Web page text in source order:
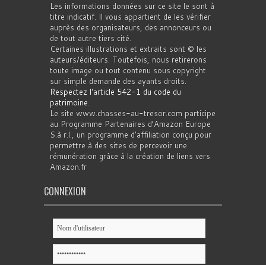
Les informations données sur ce site le sont à
titre indicatif. Il vous appartient de les vérifier
auprès des organisateurs, des annonceurs ou
de tout autre tiers cité.
Certaines illustrations et extraits sont © les
auteurs/éditeurs. Toutefois, nous retirerons
toute image ou tout contenu sous copyright
sur simple demande des ayants droits.
Respectez l'article 542-1 du code du
patrimoine.
Le site www.chasses-au-tresor.com participe
au Programme Partenaires d’Amazon Europe
S.à r.l., un programme d’affiliation conçu pour
permettre à des sites de percevoir une
rémunération grâce à la création de liens vers
Amazon.fr
CONNEXION